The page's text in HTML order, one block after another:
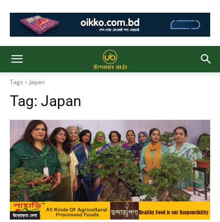
Tags Japan
Tag: Japan
উদ্যোক্তা মেলা